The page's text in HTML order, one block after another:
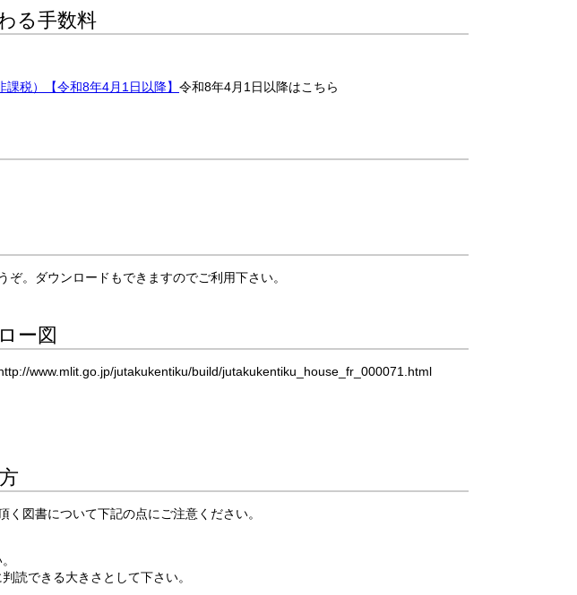
る手数料
税）【令和8年4月1日以降】 令和8年4月1日以降はこちら
ぞ。ダウンロードもできますのでご利用下さい。
ー図
www.mlit.go.jp/jutakukentiku/build/jutakukentiku_house_fr_000071.html
図書について下記の点にご注意ください。
読できる大きさとして下さい。